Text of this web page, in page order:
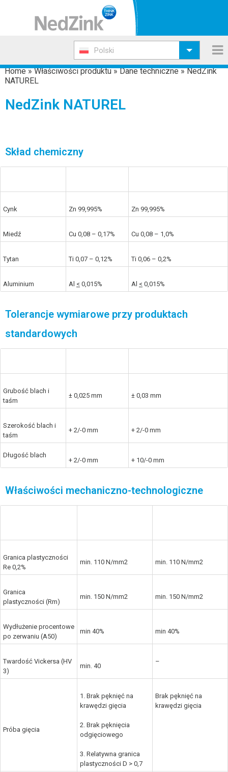
Polski
Home»Właściwości produktu»Dane techniczne»NedZink
NATUREL
NedZink NATUREL
Skład chemiczny
Cynk Zn 99,995% Zn 99,995%
Miedź Cu 0,08 – 0,17% Cu 0,08 – 1,0%
Tytan Ti 0,07 – 0,12% Ti 0,06 – 0,2%
Aluminium Al < 0,015% Al < 0,015%
Tolerancje wymiarowe przy produktach
standardowych
Grubość blach i
taśm
± 0,025 mm ± 0,03 mm
Szerokość blach i
taśm
+ 2/-0 mm + 2/-0 mm
Długość blach
+ 2/-0 mm + 10/-0 mm
Właściwości mechaniczno-technologiczne
Granica plastyczności
Re 0,2%
min. 110 N/mm2 min. 110 N/mm2
Granica
plastyczności (Rm)
min. 150 N/mm2 min. 150 N/mm2
Wydłużenie procentowe
po zerwaniu (A50)
min 40% min 40%
Twardość Vickersa (HV
3)
min. 40
–
Próba gięcia
1. Brak pęknięć na
krawędzi gięcia
2. Brak pęknięcia
odgięciowego
3. Relatywna granica
plastyczności D > 0,7
Brak pęknięć na
krawędzi gięcia